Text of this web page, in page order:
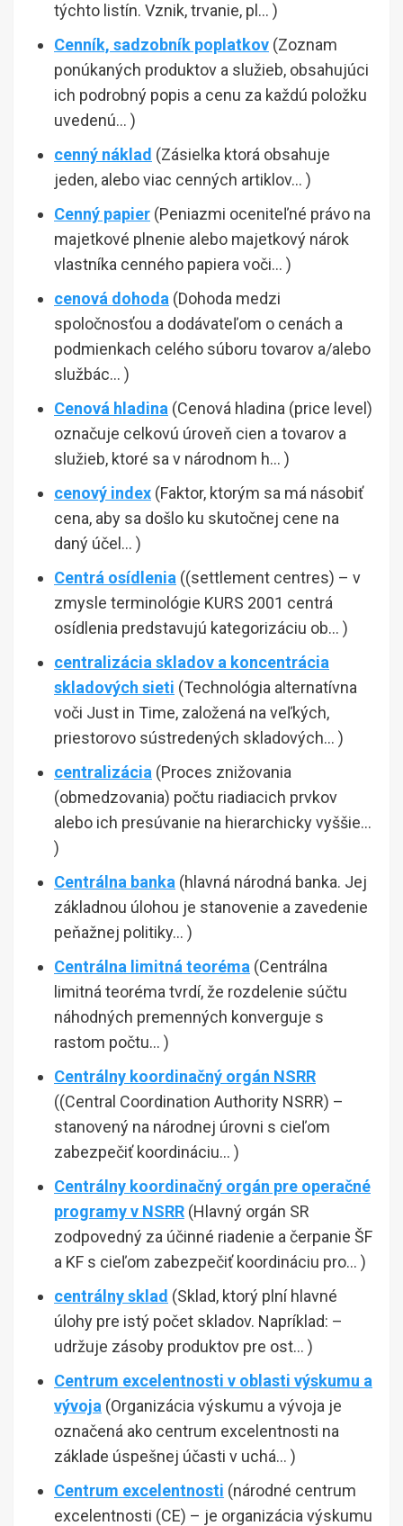
týchto listín. Vznik, trvanie, pl… )
Cenník, sadzobník poplatkov (Zoznam
ponúkaných produktov a služieb, obsahujúci
ich podrobný popis a cenu za každú položku
uvedenú… )
cenný náklad (Zásielka ktorá obsahuje
jeden, alebo viac cenných artiklov… )
Cenný papier (Peniazmi oceniteľné právo na
majetkové plnenie alebo majetkový nárok
vlastníka cenného papiera voči… )
cenová dohoda (Dohoda medzi
spoločnosťou a dodávateľom o cenách a
podmienkach celého súboru tovarov a/alebo
službác… )
Cenová hladina (Cenová hladina (price level)
označuje celkovú úroveň cien a tovarov a
služieb, ktoré sa v národnom h… )
cenový index (Faktor, ktorým sa má násobiť
cena, aby sa došlo ku skutočnej cene na
daný účel… )
Centrá osídlenia ((settlement centres) – v
zmysle terminológie KURS 2001 centrá
osídlenia predstavujú kategorizáciu ob… )
centralizácia skladov a koncentrácia
skladových sieti (Technológia alternatívna
voči Just in Time, založená na veľkých,
priestorovo sústredených skladových… )
centralizácia (Proces znižovania
(obmedzovania) počtu riadiacich prvkov
alebo ich presúvanie na hierarchicky vyššie…
)
Centrálna banka (hlavná národná banka. Jej
základnou úlohou je stanovenie a zavedenie
peňažnej politiky… )
Centrálna limitná teoréma (Centrálna
limitná teoréma tvrdí, že rozdelenie súčtu
náhodných premenných konverguje s
rastom počtu… )
Centrálny koordinačný orgán NSRR
((Central Coordination Authority NSRR) –
stanovený na národnej úrovni s cieľom
zabezpečiť koordináciu… )
Centrálny koordinačný orgán pre operačné
programy v NSRR (Hlavný orgán SR
zodpovedný za účinné riadenie a čerpanie ŠF
a KF s cieľom zabezpečiť koordináciu pro… )
centrálny sklad (Sklad, ktorý plní hlavné
úlohy pre istý počet skladov. Napríklad: –
udržuje zásoby produktov pre ost… )
Centrum excelentnosti v oblasti výskumu a
vývoja (Organizácia výskumu a vývoja je
označená ako centrum excelentnosti na
základe úspešnej účasti v uchá… )
Centrum excelentnosti (národné centrum
excelentnosti (CE) – je organizácia výskumu